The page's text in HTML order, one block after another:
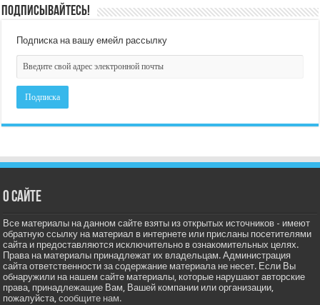
Подписывайтесь!
Подписка на вашу емейл рассылку
О сайте
Все материалы на данном сайте взяты из открытых источников - имеют
обратную ссылку на материал в интернете или присланы посетителями
сайта и предоставляются исключительно в ознакомительных целях.
Права на материалы принадлежат их владельцам. Администрация
сайта ответственности за содержание материала не несет. Если Вы
обнаружили на нашем сайте материалы, которые нарушают авторские
права, принадлежащие Вам, Вашей компании или организации,
пожалуйста,сообщите нам.